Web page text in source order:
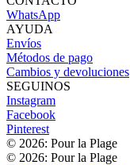
WhatsApp
AYUDA
Envíos
Métodos de pago
Cambios y devoluciones
SEGUINOS
Instagram
Facebook
Pinterest
© 2026: Pour la Plage
© 2026: Pour la Plage